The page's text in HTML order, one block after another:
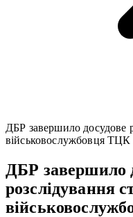
ДБР завершило досудове
військовослужбовця ТЦК
ДБР завершило
розслідування